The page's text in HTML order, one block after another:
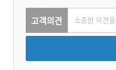
고객의견